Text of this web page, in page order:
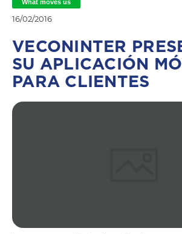
What moves us
16/02/2016
VECONINTER
SU APLICACIÓN
PARA CLIENTES